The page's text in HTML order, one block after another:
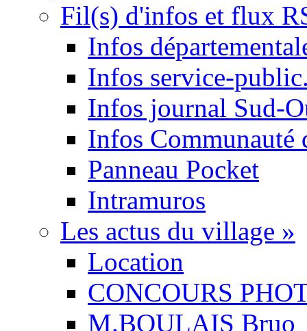
Fil(s) d'infos et flux
Infos
Infos service-
Infos journal Sud-
Infos Communauté
Panneau Pocket
Intramuros
Les actus du village »
Location
CONCOURS
M.BOULAIS Bruo